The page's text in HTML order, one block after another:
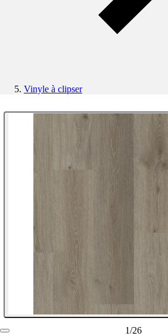
Vinyle à clipser
1/26